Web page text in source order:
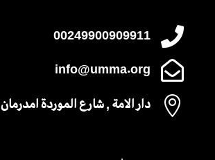

00249900909911

info@umma.org
 دار الامة , شارع الموردة امدرمان